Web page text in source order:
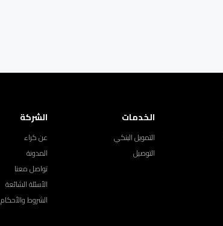
الخدمات
التمويل البنكي
التوصيل
الشركة
عن كراء
المدونة
تواصل معنا
الأسئلة الشائعة
الشروط والأحكام